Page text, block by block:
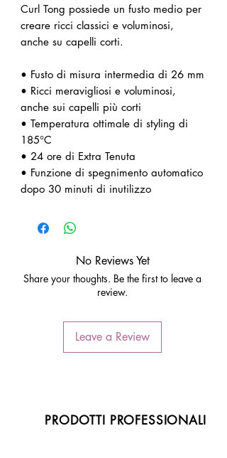
Curl Tong possiede un fusto medio per
creare ricci classici e voluminosi,
anche su capelli corti.
• Fusto di misura intermedia di 26 mm
• Ricci meravigliosi e voluminosi,
anche sui capelli più corti
• Temperatura ottimale di styling di
185°C
• 24 ore di Extra Tenuta
• Funzione di spegnimento automatico
dopo 30 minuti di inutilizzo
No Reviews Yet
Share your thoughts. Be the first to leave a
review.
Leave a Review
PRODOTTI PROFESSIONALI